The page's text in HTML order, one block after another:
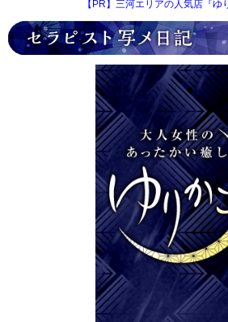
【PR】三河エリアの人気店『ゆ